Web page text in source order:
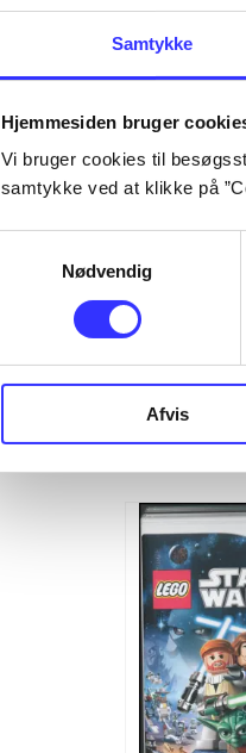
Samtykke
Hjemmesiden bruger
Vi bruger cookies til
samtykke ved at klikke på
Nødvendig
Afvis
...
...
...
...